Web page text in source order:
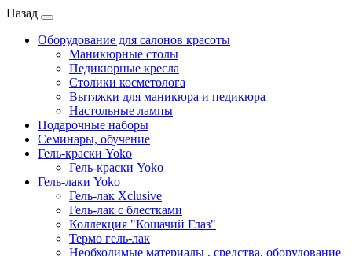
Назад
Оборудование для салонов красоты
Маникюрные столы
Педикюрные кресла
Столики косметолога
Вытяжки для маникюра и педикюра
Настольные лампы
Подарочные наборы
Семинары, обучение
Гель-краски Yoko
Гель-краски Yoko
Гель-лаки Yoko
Гель-лак Xclusive
Гель-лак с блестками
Коллекция "Кошачий Глаз"
Термо гель-лак
Необходимые материалы , средства, оборудование